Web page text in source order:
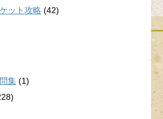
ット攻略 (42)
集 (1)